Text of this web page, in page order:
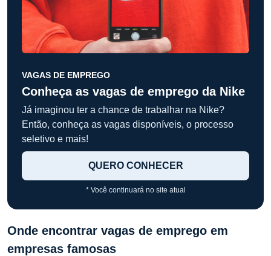
VAGAS DE EMPREGO
Conheça as vagas de emprego da Nike
Já imaginou ter a chance de trabalhar na Nike?
Então, conheça as vagas disponíveis, o processo
seletivo e mais!
QUERO CONHECER
* Você continuará no site atual
Onde encontrar vagas de emprego em
empresas famosas